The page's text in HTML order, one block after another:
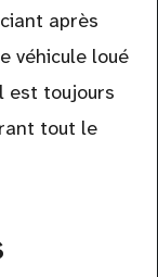
après
véhicule loué
est toujours
tout le